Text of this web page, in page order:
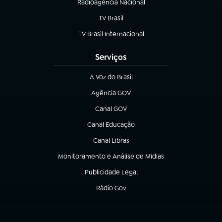
Radioagência Nacional
(abre em nova aba)
TV Brasil
(abre em nova aba)
TV Brasil Internacional
(abre em nova aba)
Serviços
A Voz do Brasil
(abre em nova aba)
Agência GOV
(abre em nova aba)
Canal GOV
(abre em nova aba)
Canal Educação
(abre em nova aba)
Canal Libras
(abre em nova aba)
Monitoramento e Análise de Mídias
(abre em nova aba)
Publicidade Legal
(abre em nova aba)
Rádio Gov
(abre em nova aba)